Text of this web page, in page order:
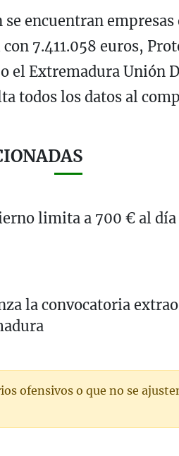
encuentran
7.411.058 euros,
el Extremadura Unión
todos los datos al
limita a 700 € al
la convocatoria
ofensivos o que no se